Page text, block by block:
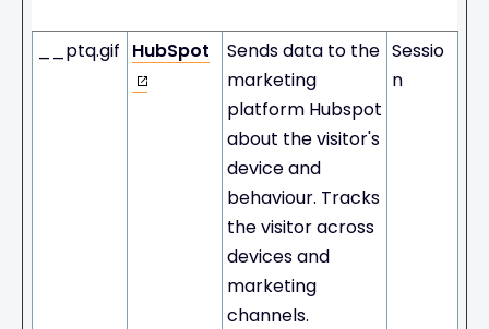
__ptq.gif HubSpot
Sends data to the
marketing
platform Hubspot
about the visitor's
device and
behaviour. Tracks
the visitor across
devices and
marketing
channels.
Sessio
n